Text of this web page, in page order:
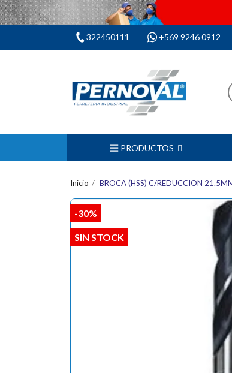
322450111 +569 9246 0912
PRODUCTOS
Inicio BROCA (HSS) C/REDUCCION
-30%
SIN STOCK